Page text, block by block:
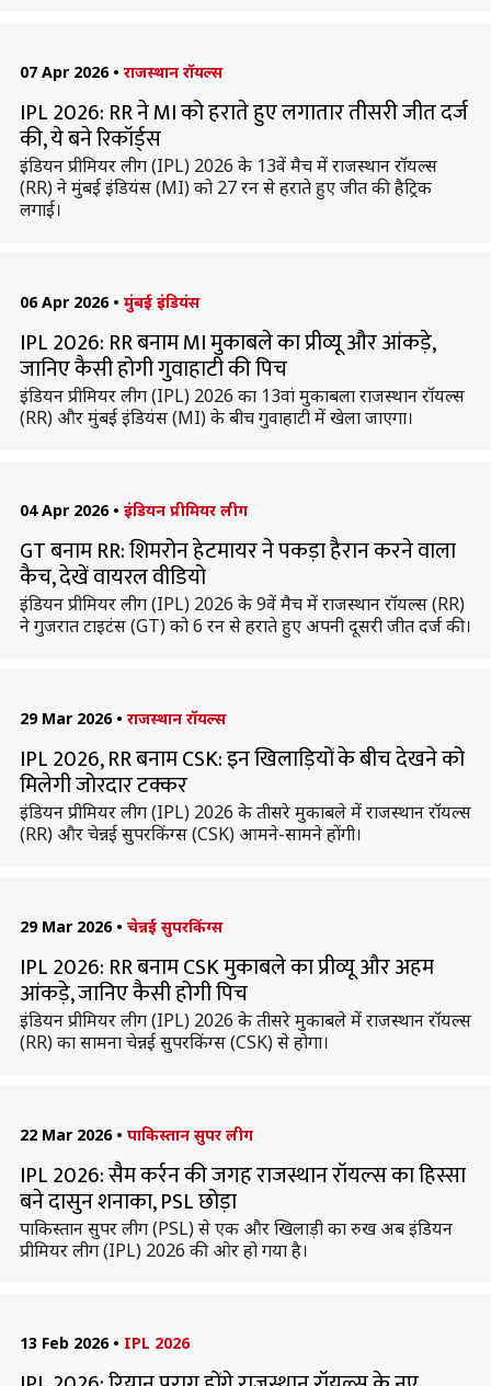
07 Apr 2026 • राजस्थान रॉयल्स
IPL 2026: RR ने MI को हराते हुए लगातार तीसरी जीत दर्ज
की, ये बने रिकॉर्ड्स
इंडियन प्रीमियर लीग (IPL) 2026 के 13वें मैच में राजस्थान रॉयल्स
(RR) ने मुंबई इंडियंस (MI) को 27 रन से हराते हुए जीत की हैट्रिक
लगाई।
06 Apr 2026 • मुंबई इंडियंस
IPL 2026: RR बनाम MI मुकाबले का प्रीव्यू और आंकड़े,
जानिए कैसी होगी गुवाहाटी की पिच
इंडियन प्रीमियर लीग (IPL) 2026 का 13वां मुकाबला राजस्थान रॉयल्स
(RR) और मुंबई इंडियंस (MI) के बीच गुवाहाटी में खेला जाएगा।
04 Apr 2026 • इंडियन प्रीमियर लीग
GT बनाम RR: शिमरोन हेटमायर ने पकड़ा हैरान करने वाला
कैच, देखें वायरल वीडियो
इंडियन प्रीमियर लीग (IPL) 2026 के 9वें मैच में राजस्थान रॉयल्स (RR)
ने गुजरात टाइटंस (GT) को 6 रन से हराते हुए अपनी दूसरी जीत दर्ज की।
29 Mar 2026 • राजस्थान रॉयल्स
IPL 2026, RR बनाम CSK: इन खिलाड़ियों के बीच देखने को
मिलेगी जोरदार टक्कर
इंडियन प्रीमियर लीग (IPL) 2026 के तीसरे मुकाबले में राजस्थान रॉयल्स
(RR) और चेन्नई सुपरकिंग्स (CSK) आमने-सामने होंगी।
29 Mar 2026 • चेन्नई सुपरकिंग्स
IPL 2026: RR बनाम CSK मुकाबले का प्रीव्यू और अहम
आंकड़े, जानिए कैसी होगी पिच
इंडियन प्रीमियर लीग (IPL) 2026 के तीसरे मुकाबले में राजस्थान रॉयल्स
(RR) का सामना चेन्नई सुपरकिंग्स (CSK) से होगा।
22 Mar 2026 • पाकिस्तान सुपर लीग
IPL 2026: सैम कर्रन की जगह राजस्थान रॉयल्स का हिस्सा
बने दासुन शनाका, PSL छोड़ा
पाकिस्तान सुपर लीग (PSL) से एक और खिलाड़ी का रुख अब इंडियन
प्रीमियर लीग (IPL) 2026 की ओर हो गया है।
13 Feb 2026 • IPL 2026